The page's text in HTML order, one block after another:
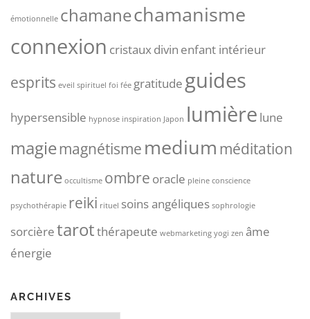
émotionnelle chamanechamanisme
connexion cristauxdivin enfant intérieur
esprits eveil spirituel foi fée gratitude guides
hypersensible hypnose inspiration Japon lumière lune
magiemagnétisme medium méditation
nature occultisme ombre oracle pleine conscience
psychothérapie reiki rituel soins angéliques sophrologie
sorcièretarotthérapeute webmarketing yogi zen âme
énergie
ARCHIVES